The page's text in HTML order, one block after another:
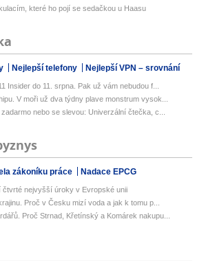
které ho pojí se sedačkou u Haasu
Nejlepší telefony Nejlepší VPN – srovnání
Insider do 11. srpna. Pak už vám nebudou f...
V moři už dva týdny plave monstrum vysok...
nebo se slevou: Univerzální čtečka, c...
zákoníku práce Nadace EPCG
čtvrté nejvyšší úroky v Evropské unii
Proč v Česku mizí voda a jak k tomu p...
Proč Strnad, Křetínský a Komárek nakupu...